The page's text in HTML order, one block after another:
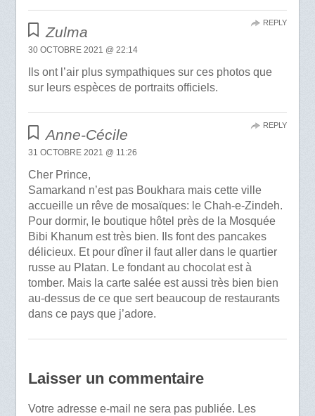
Zulma
30 OCTOBRE 2021 @ 22:14
Ils ont l’air plus sympathiques sur ces photos que
sur leurs espèces de portraits officiels.
REPLY
Anne-Cécile
31 OCTOBRE 2021 @ 11:26
Cher Prince,
Samarkand n’est pas Boukhara mais cette ville
accueille un rêve de mosaïques: le Chah-e-Zindeh.
Pour dormir, le boutique hôtel près de la Mosquée
Bibi Khanum est très bien. Ils font des pancakes
délicieux. Et pour dîner il faut aller dans le quartier
russe au Platan. Le fondant au chocolat est à
tomber. Mais la carte salée est aussi très bien bien
au-dessus de ce que sert beaucoup de restaurants
dans ce pays que j’adore.
REPLY
Laisser un commentaire
Votre adresse e-mail ne sera pas publiée. Les